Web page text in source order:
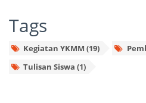
Tags
Kegiatan YKMM (19)
Tulisan Siswa (1)